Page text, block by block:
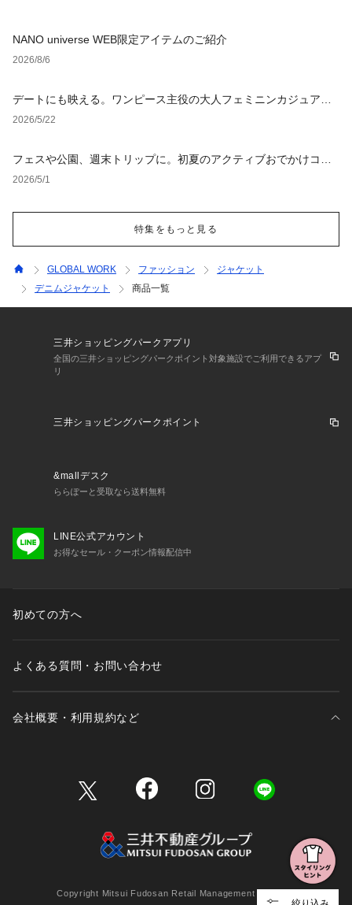
NANO universe WEB限定アイテムのご紹介
2026/8/6
デートにも映える。ワンピース主役の大人フェミニンカジュアル4
選
2026/5/22
フェスや公園、週末トリップに。初夏のアクティブおでかけコー
デ4選
2026/5/1
特集をもっと見る
GLOBAL WORK ファッション
ジャケット
デニムジャケット
商品一覧
三井ショッピングパークアプリ
全国の三井ショッピングパークポイント対象施設でご利用できるアプ
リ
三井ショッピングパークポイント
&mallデスク
ららぽーと受取なら送料無料
LINE公式アカウント
お得なセール・クーポン情報配信中
初めての方へ
よくある質問・お問い合わせ
会社概要・利用規約など
Copyright Mitsui Fudosan Retail Management Co., Ltd.